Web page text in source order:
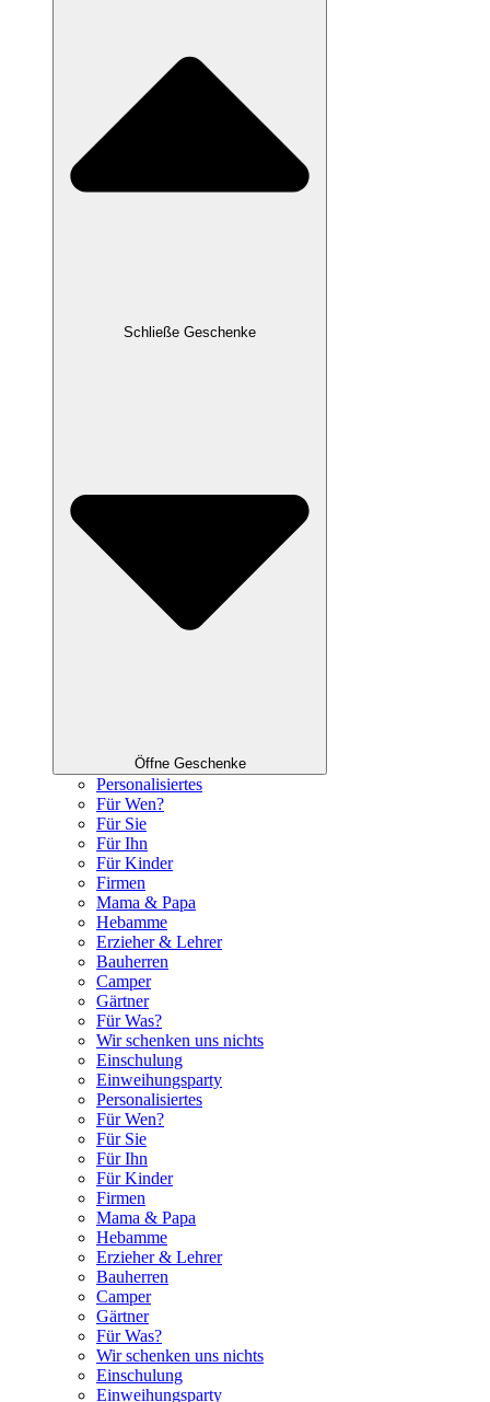
Schließe Geschenke
Öffne Geschenke
Personalisiertes
Für Wen?
Für Sie
Für Ihn
Für Kinder
Firmen
Mama & Papa
Hebamme
Erzieher & Lehrer
Bauherren
Camper
Gärtner
Für Was?
Wir schenken uns nichts
Einschulung
Einweihungsparty
Personalisiertes
Für Wen?
Für Sie
Für Ihn
Für Kinder
Firmen
Mama & Papa
Hebamme
Erzieher & Lehrer
Bauherren
Camper
Gärtner
Für Was?
Wir schenken uns nichts
Einschulung
Einweihungsparty